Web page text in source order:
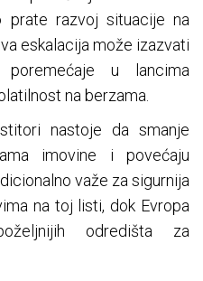
prate razvoj situacije na
eskalacija može izazvati
u lancima
na berzama.
nastoje da smanje
imovine i povećaju
važe za sigurnija
na toj listi, dok Evropa
odredišta za